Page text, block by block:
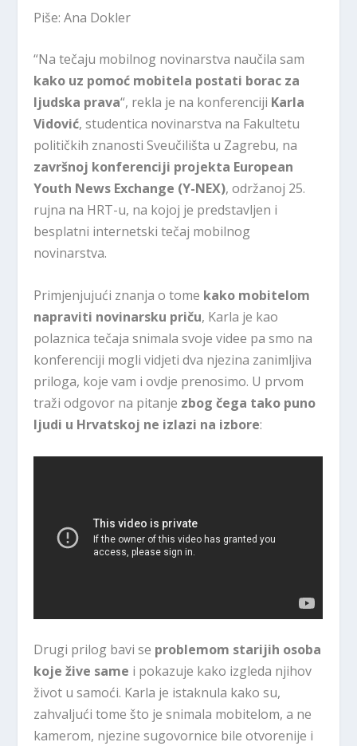
Piše: Ana Dokler
“Na tečaju mobilnog novinarstva naučila sam
kako uz pomoć mobitela postati borac za
ljudska prava“, rekla je na konferenciji Karla
Vidović, studentica novinarstva na Fakultetu
političkih znanosti Sveučilišta u Zagrebu, na
završnoj konferenciji projekta European
Youth News Exchange (Y-NEX), održanoj 25.
rujna na HRT-u, na kojoj je predstavljen i
besplatni internetski tečaj mobilnog
novinarstva.
Primjenjujući znanja o tome kako mobitelom
napraviti novinarsku priču, Karla je kao
polaznica tečaja snimala svoje videe pa smo na
konferenciji mogli vidjeti dva njezina zanimljiva
priloga, koje vam i ovdje prenosimo. U prvom
traži odgovor na pitanje zbog čega tako puno
ljudi u Hrvatskoj ne izlazi na izbore:
Drugi prilog bavi se problemom starijih osoba
koje žive same i pokazuje kako izgleda njihov
život u samoći. Karla je istaknula kako su,
zahvaljući tome što je snimala mobitelom, a ne
kamerom, njezine sugovornice bile otvorenije i